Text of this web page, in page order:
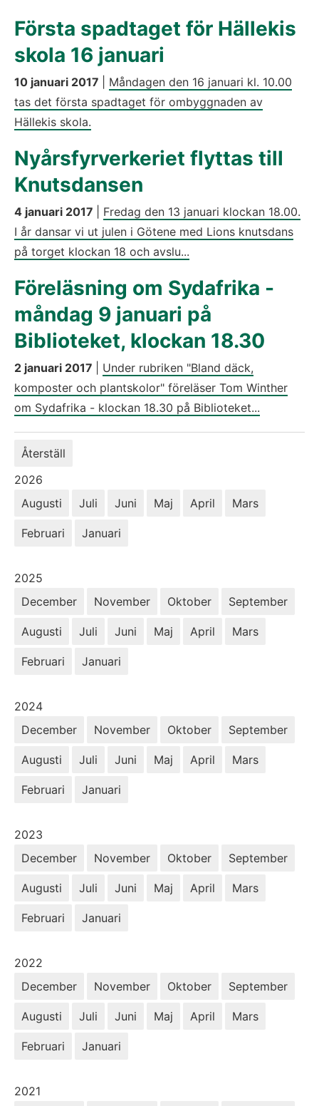
Första spadtaget för Hällekis
skola 16 januari
10 januari 2017
Måndagen den 16 januari kl. 10.00
tas det första spadtaget för ombyggnaden av
Hällekis skola.
Nyårsfyrverkeriet flyttas till
Knutsdansen
4 januari 2017
Fredag den 13 januari klockan 18.00.
I år dansar vi ut julen i Götene med Lions knutsdans
på torget klockan 18 och avslu...
Föreläsning om Sydafrika -
måndag 9 januari på
Biblioteket, klockan 18.30
2 januari 2017
Under rubriken "Bland däck,
komposter och plantskolor" föreläser Tom Winther
om Sydafrika - klockan 18.30 på Biblioteket...
Återställ
År:
2026
Augusti
Juli Juni Maj April Mars
Februari Januari
År:
2025
December
November Oktober September
Augusti Juli Juni Maj April Mars
Februari Januari
År:
2024
December
November Oktober September
Augusti Juli Juni Maj April Mars
Februari Januari
År:
2023
December
November Oktober September
Augusti Juli Juni Maj April Mars
Februari Januari
År:
2022
December
November Oktober September
Augusti Juli Juni Maj April Mars
Februari Januari
År:
2021